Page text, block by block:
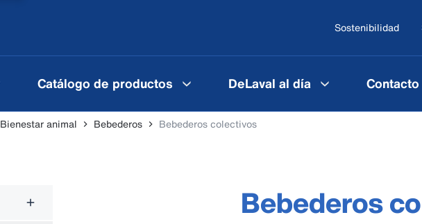
Sostenibilidad
Catálogo de productos DeLaval al día Contacto
Bienestar animal Bebederos Bebederos colectivos
Bebederos